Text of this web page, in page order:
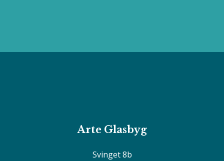
Arte Glasbyg
Svinget 8b